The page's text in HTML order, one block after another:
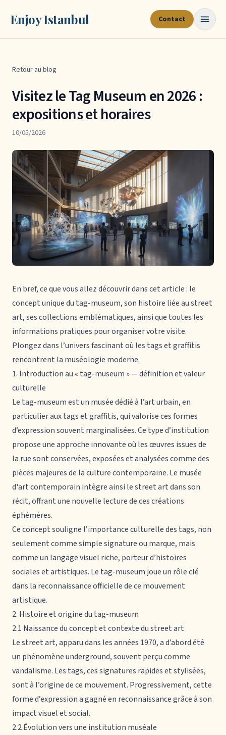
Enjoy Istanbul Contact
Retour au blog
Visitez le Tag Museum en 2026 :
expositions et horaires
10/05/2026
En bref, ce que vous allez découvrir dans cet article : le
concept unique du tag-museum, son histoire liée au street
art, ses collections emblématiques, ainsi que toutes les
informations pratiques pour organiser votre visite.
Plongez dans l’univers fascinant où les tags et graffitis
rencontrent la muséologie moderne.
1. Introduction au « tag-museum » — définition et valeur
culturelle
Le tag-museumest un musée dédié à l’art urbain, en
particulier aux tags et graffitis, qui valorise ces formes
d’expression souvent marginalisées. Ce type d’institution
propose une approche innovante où les œuvres issues de
la rue sont conservées, exposées et analysées comme des
pièces majeures de la culture contemporaine. Le musée
d'art contemporain intègre ainsi le street art dans son
récit, offrant une nouvelle lecture de ces créations
éphémères.
Ce concept souligne l’importance culturelle des tags, non
seulement comme simple signature ou marque, mais
comme un langage visuel riche, porteur d’histoires
sociales et artistiques. Le tag-museum joue un rôle clé
dans la reconnaissance officielle de ce mouvement
artistique.
2. Histoire et origine du tag-museum
2.1 Naissance du concept et contexte du street art
Le street art, apparu dans les années 1970, a d’abord été
un phénomène underground, souvent perçu comme
vandalisme. Les tags, ces signatures rapides et stylisées,
sont à l’origine de ce mouvement. Progressivement, cette
forme d’expression a gagné en reconnaissance grâce à son
impact visuel et social.
2.2 Évolution vers une institution muséale